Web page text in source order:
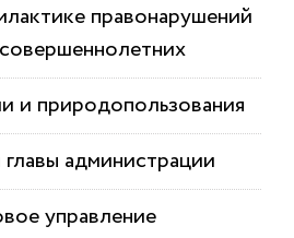
правонарушений
и природопользования
администрации
управление